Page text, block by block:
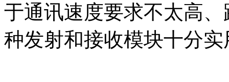
于通讯速度要求不太高
种发射和接收模块十分实